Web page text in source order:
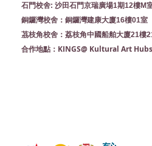
石門校舍: 沙田石門京瑞廣場1期12樓M
銅鑼灣校舍：銅鑼灣建康大廈16樓01室
茘枝角校舍：荔枝角中國船舶大廈21樓
合作地點： KINGS@ Kultural Art